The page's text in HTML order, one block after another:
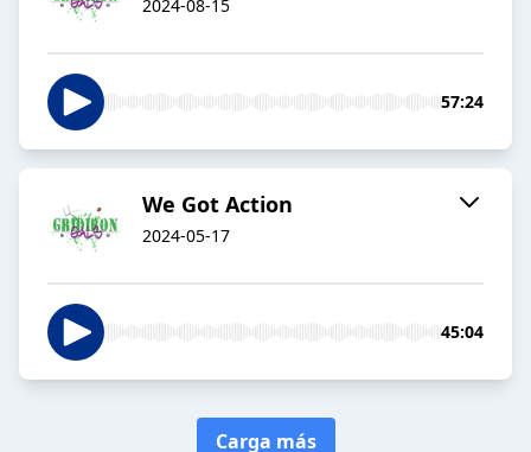
2024-08-15
57:24
We Got Action
2024-05-17
45:04
Carga más